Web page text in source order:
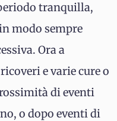
tranquilla,
modo sempre
Ora a
e varie cure o
di eventi
o dopo eventi di